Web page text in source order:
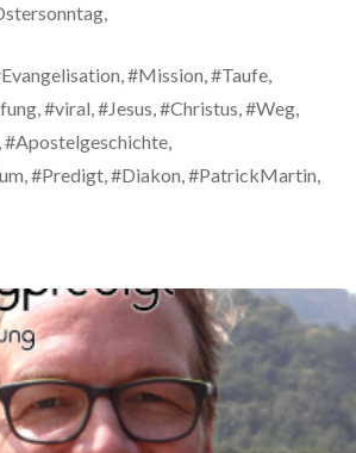
#Mission, #Taufe,
#viral, #Jesus, #Christus, #Weg,
#Apostelgeschichte,
#Predigt, #Diakon, #PatrickMartin,